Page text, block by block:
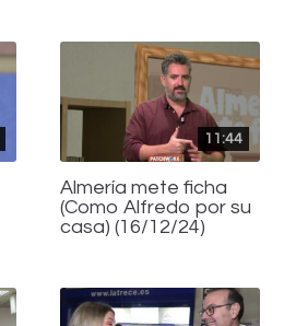
11:44
Almería mete ficha
(Como Alfredo por su
casa) (16/12/24)